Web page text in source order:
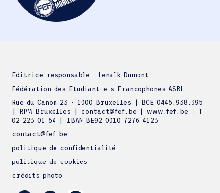
Editrice responsable : Lenaïk Dumont
Fédération des Etudiant·e·s Francophones ASBL
Rue du Canon 23 · 1000 Bruxelles | BCE 0445.938.395
| RPM Bruxelles | contact@fef.be | www.fef.be | T
02 223 01 54 | IBAN BE92 0010 7276 4123
contact@fef.be
politique de confidentialité
politique de cookies
crédits photo